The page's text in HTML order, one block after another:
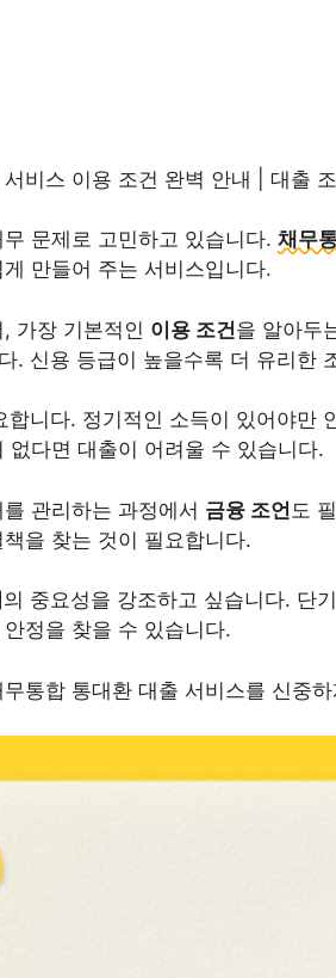
비스 이용 조건 완벽 안내 | 대출
문제로 고민하고 있습니다. 채무
만들어 주는 서비스입니다.
가장 기본적인 이용 조건을 알아두
. 신용 등급이 높을수록 더 유리한
합니다. 정기적인 소득이 있어야만
없다면 대출이 어려울 수 있습니다.
관리하는 과정에서 금융 조언 도
을 찾는 것이 필요합니다.
의 중요성을 강조하고 싶습니다. 단
정을 찾을 수 있습니다.
통합 통대환 대출 서비스를 신중